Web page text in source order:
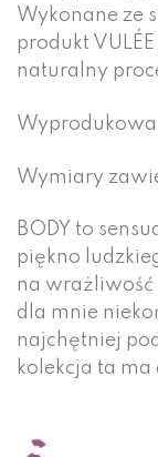
Wykonane ze
produkt
naturalny
Wymiary
BODY to
piękno
na wrażliwość
dla mnie
najchętniej
kolekcja ta ma